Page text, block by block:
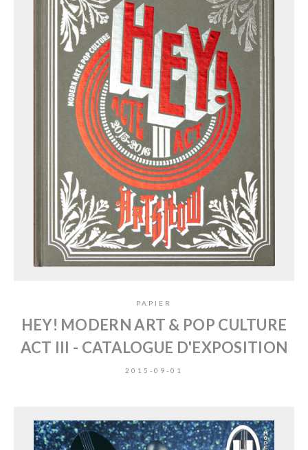
PAPIER
HEY! MODERN ART & POP CULTURE
ACT III - CATALOGUE D'EXPOSITION
2015-09-01